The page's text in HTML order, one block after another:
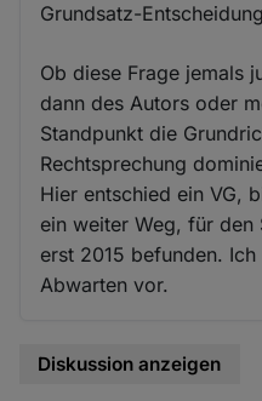
Grundsatz-
Ob diese Frage jemals
dann des Autors oder
Standpunkt die
Rechtsprechung
Hier entschied ein VG,
ein weiter Weg, für
erst 2015 befunden.
Abwarten vor.
Diskussion anzeigen